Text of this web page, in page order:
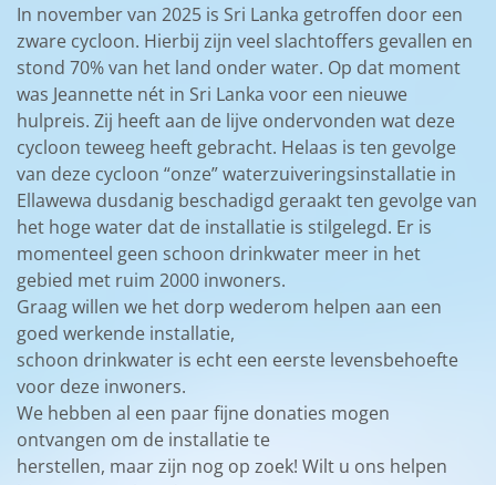
In november van 2025 is Sri Lanka getroffen door een
zware cycloon. Hierbij zijn veel slachtoffers gevallen en
stond 70% van het land onder water. Op dat moment
was Jeannette nét in Sri Lanka voor een nieuwe
hulpreis. Zij heeft aan de lijve ondervonden wat deze
cycloon teweeg heeft gebracht. Helaas is ten gevolge
van deze cycloon “onze” waterzuiveringsinstallatie in
Ellawewa dusdanig beschadigd geraakt ten gevolge van
het hoge water dat de installatie is stilgelegd. Er is
momenteel geen schoon drinkwater meer in het
gebied met ruim 2000 inwoners.
Graag willen we het dorp wederom helpen aan een
goed werkende installatie,
schoon drinkwater is echt een eerste levensbehoefte
voor deze inwoners.
We hebben al een paar fijne donaties mogen
ontvangen om de installatie te
herstellen, maar zijn nog op zoek! Wilt u ons helpen